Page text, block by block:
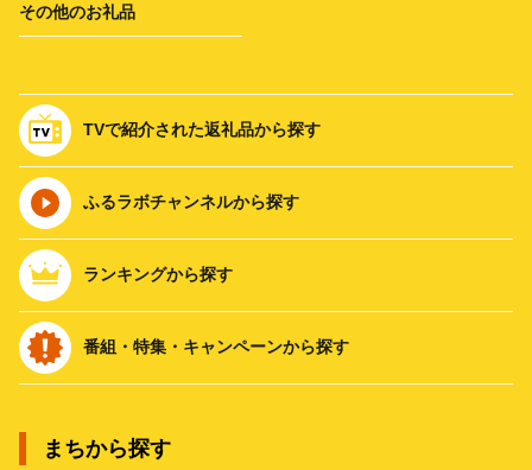
その他のお礼品
TVで紹介された返礼品から探す
ふるラボチャンネルから探す
ランキングから探す
番組・特集・キャンペーンから探す
まちから探す